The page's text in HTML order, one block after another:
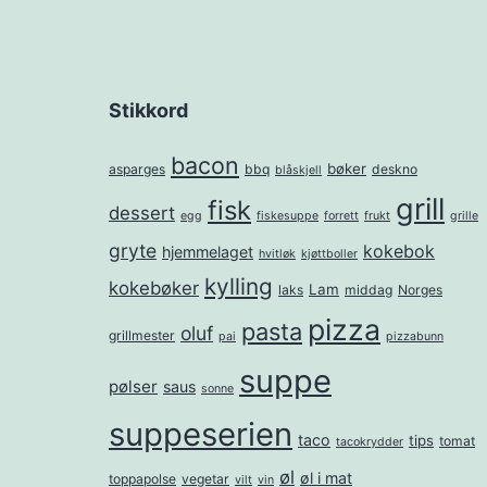
Stikkord
asparges bacon bbq blåskjell bøker deskno
dessert egg fisk fiskesuppe forrett frukt grill grille
gryte hjemmelaget hvitløk kjøttboller kokebok
kokebøker kylling laks Lam middag Norges
grillmester oluf pai pasta pizza pizzabunn
pølser saus sonne suppe
suppeserien taco tacokrydder tips tomat
toppapolse vegetar vilt vin øl øl i mat